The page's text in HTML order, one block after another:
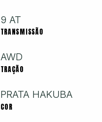
9 AT
TRANSMISSÃO
AWD
TRAÇÃO
PRATA HAKUBA
COR